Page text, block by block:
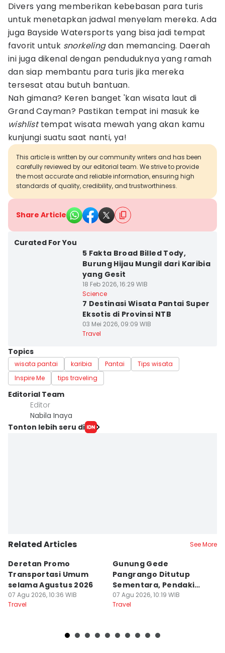
Divers yang memberikan kebebasan para turis
untuk menetapkan jadwal menyelam mereka. Ada
juga Bayside Watersports yang bisa jadi tempat
favorit untuk snorkelingdan memancing. Daerah
ini juga dikenal dengan penduduknya yang ramah
dan siap membantu para turis jika mereka
tersesat atau butuh bantuan.
Nah gimana? Keren banget 'kan wisata laut di
Grand Cayman? Pastikan tempat ini masuk ke
wishlisttempat wisata mewah yang akan kamu
kunjungi suatu saat nanti, ya!
This article is written by our community writers and has been
carefully reviewed by our editorial team. We strive to provide
the most accurate and reliable information, ensuring high
standards of quality, credibility, and trustworthiness.
Share Article
Curated For You
5 Fakta Broad Billed Tody,
Burung Hijau Mungil dari Karibia
yang Gesit
18 Feb 2026, 16:29 WIB
Science
7 Destinasi Wisata Pantai Super
Eksotis di Provinsi NTB
03 Mei 2026, 09:09 WIB
Travel
Topics
wisata pantai karibia Pantai
Tips wisata
Inspire Me
tips traveling
Editorial Team
Editor
Nabila Inaya
Tonton lebih seru di
Related Articles See More
Deretan Promo
Transportasi Umum
selama Agustus 2026
07 Agu 2026, 10:36 WIB
Travel
Gunung Gede
Pangrango Ditutup
Sementara, Pendaki
Bisa Ajukan Refund
07 Agu 2026, 10:19 WIB
Travel